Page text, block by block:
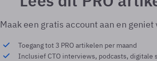
Maak een gratis account aan en
Toegang tot 3 PRO artikelen per maand
Inclusief CTO interviews, podcasts, digitale